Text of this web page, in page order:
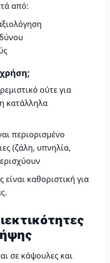
από:
ούτε για
κατάλληλα
περιορισμένο
(ζάλη, υπνηλία,
καθοριστική για
σε κάψουλες και